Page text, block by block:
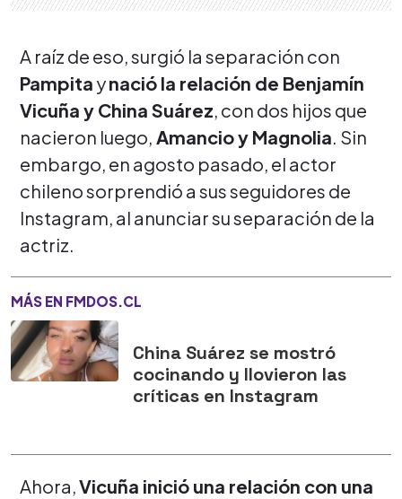
A raíz de eso, surgió la separación con
Pampita ynació la relación de Benjamín
Vicuña y China Suárez, con dos hijos que
nacieron luego, Amancio y Magnolia. Sin
embargo, en agosto pasado, el actor
chileno sorprendió a sus seguidores de
Instagram, al anunciar su separación de la
actriz.
MÁS EN FMDOS.CL
China Suárez se mostró
cocinando y llovieron las
críticas en Instagram
Ahora,Vicuña inició una relación con una